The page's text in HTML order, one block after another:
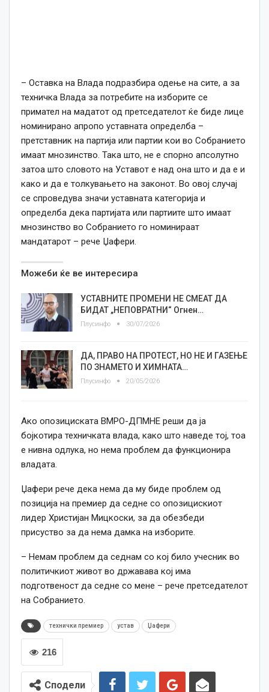
– Оставка на Влада подразбира одење на сите, а за
техничка Влада за потребите на изборите се
примател на мадатот од претседателот ќе биде лице
номинирано апропо уставната определба –
претставник на партија или партии кои во Собранието
имаат мнозинство. Така што, не е спорно апсолутно
затоа што словото на Уставот е над она што и да е и
како и да е толкувањето на законот. Во овој случај
се спроведува значи уставната категорија и
определба дека партијата или партиите што имаат
мнозинство во Собранието го номинираат
мандатарот – рече Џафери.
Можеби ќе ве интересира
УСТАВНИТЕ ПРОМЕНИ НЕ СМЕАТ ДА
БИДАТ „НЕПОВРАТНИ“ Огнен…
Плусинфо 30/07/2026
ДА, ПРАВО НА ПРОТЕСТ, НО НЕ И ГАЗЕЊЕ
ПО ЗНАМЕТО И ХИМНАТА…
Плусинфо 20/05/2026
Ако опозициската ВМРО-ДПМНЕ реши да ја
бојкотира техничката влада, како што наведе тој, тоа
е нивна одлука, но нема проблем да функционира
владата.
Џафери рече дека нема да му биде проблем од
позиција на премиер да седне со опозицискиот
лидер Христијан Мицкоски, за да обезбеди
присуство за да нема дамка на изборите.
– Немам проблем да седнам со кој било учесник во
политичкиот живот во државава кој има
подготвеност да седне со мене – рече претседателот
на Собранието.
технички премиер устав Џафери
216
Сподели